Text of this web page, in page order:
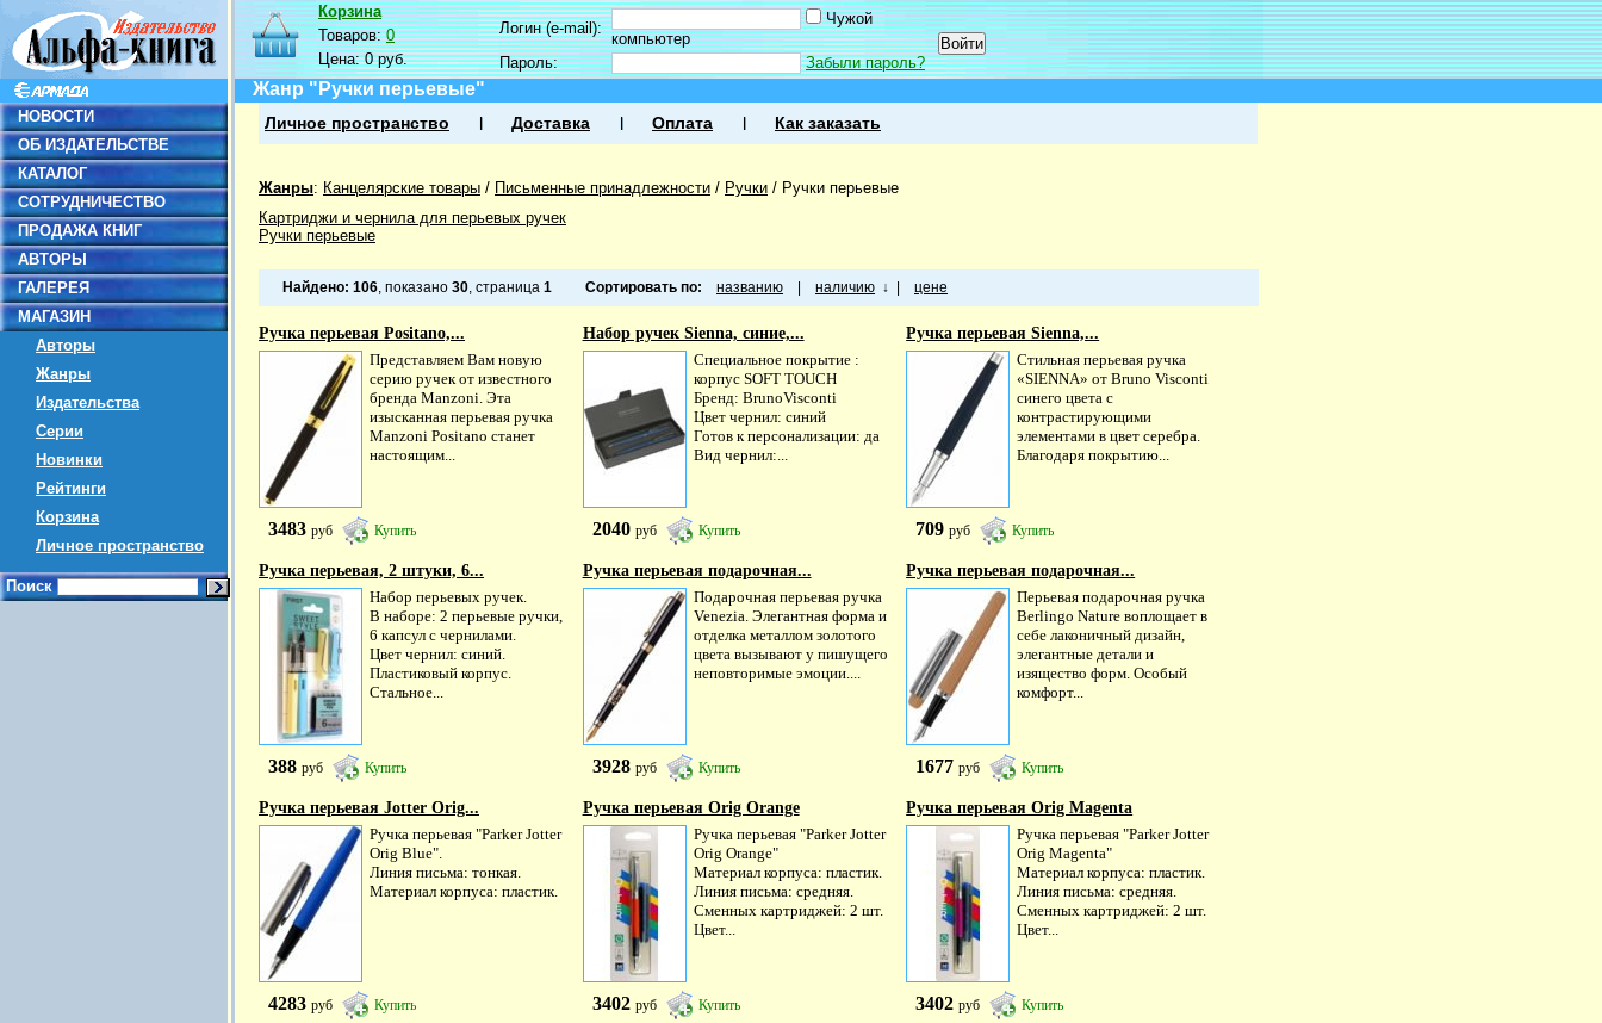
НОВОСТИ
ОБ ИЗДАТЕЛЬСТВЕ
КАТАЛОГ
СОТРУДНИЧЕСТВО
ПРОДАЖА КНИГ
АВТОРЫ
ГАЛЕРЕЯ
МАГАЗИН
Авторы
Жанры
Издательства
Серии
Новинки
Рейтинги
Корзина
Личное пространство
Поиск
Корзина
Товаров:0
Цена:0 руб.
Логин (e-mail):
Чужой
компьютер
Пароль:
Забыли пароль?
Жанр "Ручки перьевые"
Личное пространство Доставка Оплата Как заказать
Жанры: Канцелярские товары / Письменные принадлежности / Ручки / Ручки перьевые
Картриджи и чернила для перьевых ручек
Ручки перьевые
Найдено: 106, показано 30, страница 1 Сортировать по: названию наличию ↓ цене
Ручка перьевая Positano,...
Представляем Вам новую
серию ручек от известного
бренда Manzoni. Эта
изысканная перьевая ручка
Manzoni Positano станет
настоящим...
3483 руб Купить
Набор ручек Sienna, синие,...
Специальное покрытие :
корпус SOFT TOUCH
Бренд: BrunoVisconti
Цвет чернил: синий
Готов к персонализации: да
Вид чернил:...
2040 руб Купить
Ручка перьевая Sienna,...
Cтильная перьевая ручка
«SIENNA» от Bruno Visconti
синего цвета с
контрастирующими
элементами в цвет серебра.
Благодаря покрытию...
709руб Купить
Ручка перьевая, 2 штуки, 6...
Набор перьевых ручек.
В наборе: 2 перьевые ручки,
6 капсул с чернилами.
Цвет чернил: синий.
Пластиковый корпус.
Стальное...
388 руб Купить
Ручка перьевая подарочная...
Подарочная перьевая ручка
Venezia. Элегантная форма и
отделка металлом золотого
цвета вызывают у пишущего
неповторимые эмоции....
3928 руб Купить
Ручка перьевая подарочная...
Перьевая подарочная ручка
Berlingo Nature воплощает в
себе лаконичный дизайн,
элегантные детали и
изящество форм. Особый
комфорт...
1677руб Купить
Ручка перьевая Jotter Orig...
Ручка перьевая "Parker Jotter
Orig Blue".
Линия письма: тонкая.
Материал корпуса: пластик.
4283 руб Купить
Ручка перьевая Orig Orange
Ручка перьевая "Parker Jotter
Orig Orange"
Материал корпуса: пластик.
Линия письма: средняя.
Сменных картриджей: 2 шт.
Цвет...
3402 руб Купить
Ручка перьевая Orig Magenta
Ручка перьевая "Parker Jotter
Orig Magenta"
Материал корпуса: пластик.
Линия письма: средняя.
Сменных картриджей: 2 шт.
Цвет...
3402руб Купить